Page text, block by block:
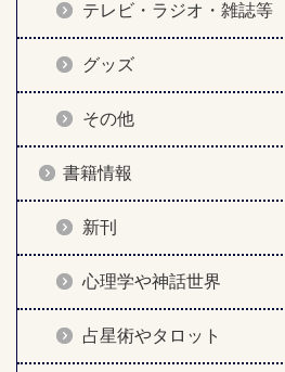
テレビ・ラジオ・雑誌等
グッズ
その他
書籍情報
新刊
心理学や神話世界
占星術やタロット